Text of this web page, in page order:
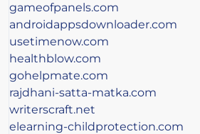
gameofpanels.com
androidappsdownloader.com
usetimenow.com
healthblow.com
gohelpmate.com
rajdhani-satta-matka.com
writerscraft.net
elearning-childprotection.com